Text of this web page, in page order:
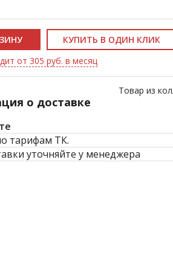
КУПИТЬ В ОДИН КЛИК
от 305 руб. в месяц
Товар из
о доставке
тарифам ТК.
уточняйте у менеджера